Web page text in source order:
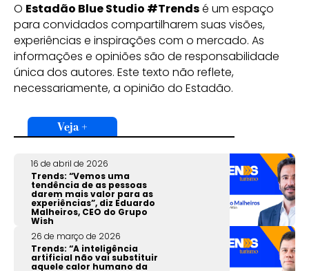
O Estadão Blue Studio #Trendsé um espaço
para convidados compartilharem suas visões,
experiências e inspirações com o mercado. As
informações e opiniões são de responsabilidade
única dos autores. Este texto não reflete,
necessariamente, a opinião do Estadão.
Veja +
16 de abril de 2026
Trends: “Vemos uma
tendência de as pessoas
darem mais valor para as
experiências”, diz Eduardo
Malheiros, CEO do Grupo
Wish
26 de março de 2026
Trends: “A inteligência
artificial não vai substituir
aquele calor humano da